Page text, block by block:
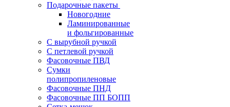
Подарочные пакеты
Новогодние
Ламинированные
и фольгированные
С вырубной ручкой
С петлевой ручкой
Фасовочные ПВД
Сумки
полипропиленовые
Фасовочные ПНД
Фасовочные ПП БОПП